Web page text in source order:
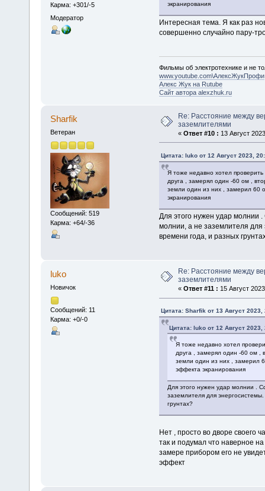
Карма: +301/-5
Модератор
экранирования
Интересная тема. Я как раз
совершенно случайно пару-
Фильмы об электротехнике и не
www.youtube.com\АлексЖукПрофи
Алекс Жук на Rutube
Сайт автора alexzhuk.ru
Sharfik
Ветеран
Сообщений: 519
Карма: +64/-36
Re: Расстояние между
заземлителями
« Ответ #10 : 13 Август
Цитата: luko от 12 Август 2023,
Я тоже недавно хотел
друга , замерял один -60 ом ,
земли один из них , замерил 60
экранирования
Для этого нужен удар молнии
молнии, а не заземлителя
времени года, и разных
luko
Новичок
Сообщений: 11
Карма: +0/-0
Re: Расстояние между
заземлителями
« Ответ #11 : 15 Август
Цитата: Sharfik от 13 Август 2023,
Цитата: luko от 12 Август 2023,
Я тоже недавно хотел
друга , замерял один -60 ом ,
земли один из них , замерил
эффекта экранирования
Для этого нужен удар молнии .
заземлителя для
грунтах?
Нет , просто во дворе своего
так и подумал что наверное
замере прибором его не
эффект